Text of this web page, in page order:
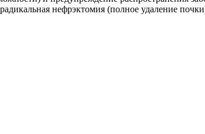
нефрэктомия (полное удаление